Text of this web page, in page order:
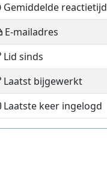
Gemiddelde reactietijd
E-mailadres
Lid sinds
Laatst bijgewerkt
Laatste keer ingelogd